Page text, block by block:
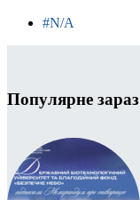
#N/A
Популярне зараз